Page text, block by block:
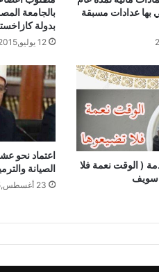
بها عدادات مسبقة
بالجامعة
بدولة
12 يوليو,2015
( الوقت نعمة فلا
سويف
اعتماد نحو
الصيانة
23 أغسطس,2015